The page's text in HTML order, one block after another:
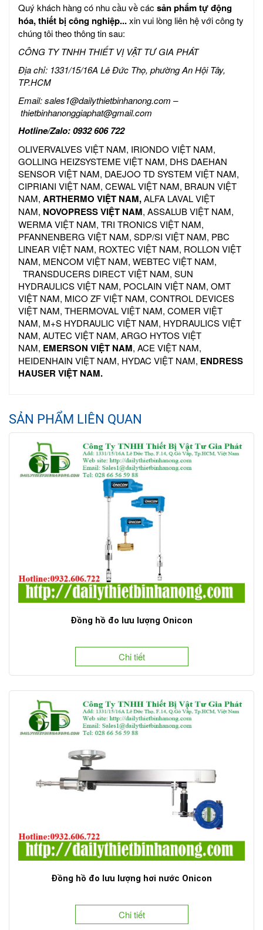
Quý khách hàng có nhu cầu về các sản phẩm tự động
hóa, thiết bị công nghiệp...xin vui lòng liên hệ với công ty
chúng tôi theo thông tin sau:
CÔNG TY TNHH THIẾT VỊ VẬT TƯ GIA PHÁT
Địa chỉ: 1331/15/16A Lê Đức Thọ, phường An Hội Tây,
TP.HCM
Email:sales1@dailythietbinhanong.com –
thietbinhanonggiaphat@gmail.com
Hotline/Zalo: 0932 606 722
OLIVERVALVES VIỆT NAM, IRIONDO VIỆT NAM,
GOLLING HEIZSYSTEME VIỆT NAM, DHS DAEHAN
SENSOR VIỆT NAM, DAEJOO TD SYSTEM VIỆT NAM,
CIPRIANI VIỆT NAM, CEWAL VIỆT NAM, BRAUN VIỆT
NAM, ARTHERMO VIỆT NAM,ALFA LAVAL VIỆT
NAM, NOVOPRESS VIỆT NAM, ASSALUB VIỆT NAM,
WERMA VIỆT NAM, TRI TRONICS VIỆT NAM,
PFANNENBERG VIỆT NAM, SDP/SI VIỆT NAM, PBC
LINEAR VIỆT NAM, ROXTEC VIỆT NAM, ROLLON VIỆT
NAM, MENCOM VIỆT NAM, WEBTEC VIỆT NAM,
TRANSDUCERS DIRECT VIỆT NAM, SUN
HYDRAULICS VIỆT NAM, POCLAIN VIỆT NAM, OMT
VIỆT NAM, MICO ZF VIỆT NAM, CONTROL DEVICES
VIỆT NAM, THERMOVAL VIỆT NAM, COMER VIỆT
NAM, M+S HYDRAULIC VIỆT NAM, HYDRAULICS VIỆT
NAM, AUTEC VIỆT NAM, ARGO HYTOS VIỆT
NAM, EMERSON VIỆT NAM, ACE VIỆT NAM,
HEIDENHAIN VIỆT NAM, HYDAC VIỆT NAM, ENDRESS
HAUSER VIỆT NAM.
SẢN PHẨM LIÊN QUAN
Đồng hồ đo lưu lượng Onicon
Chi tiết
Đồng hồ đo lưu lượng hơi nước Onicon
Chi tiết